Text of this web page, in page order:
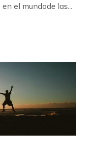
el mundode las...